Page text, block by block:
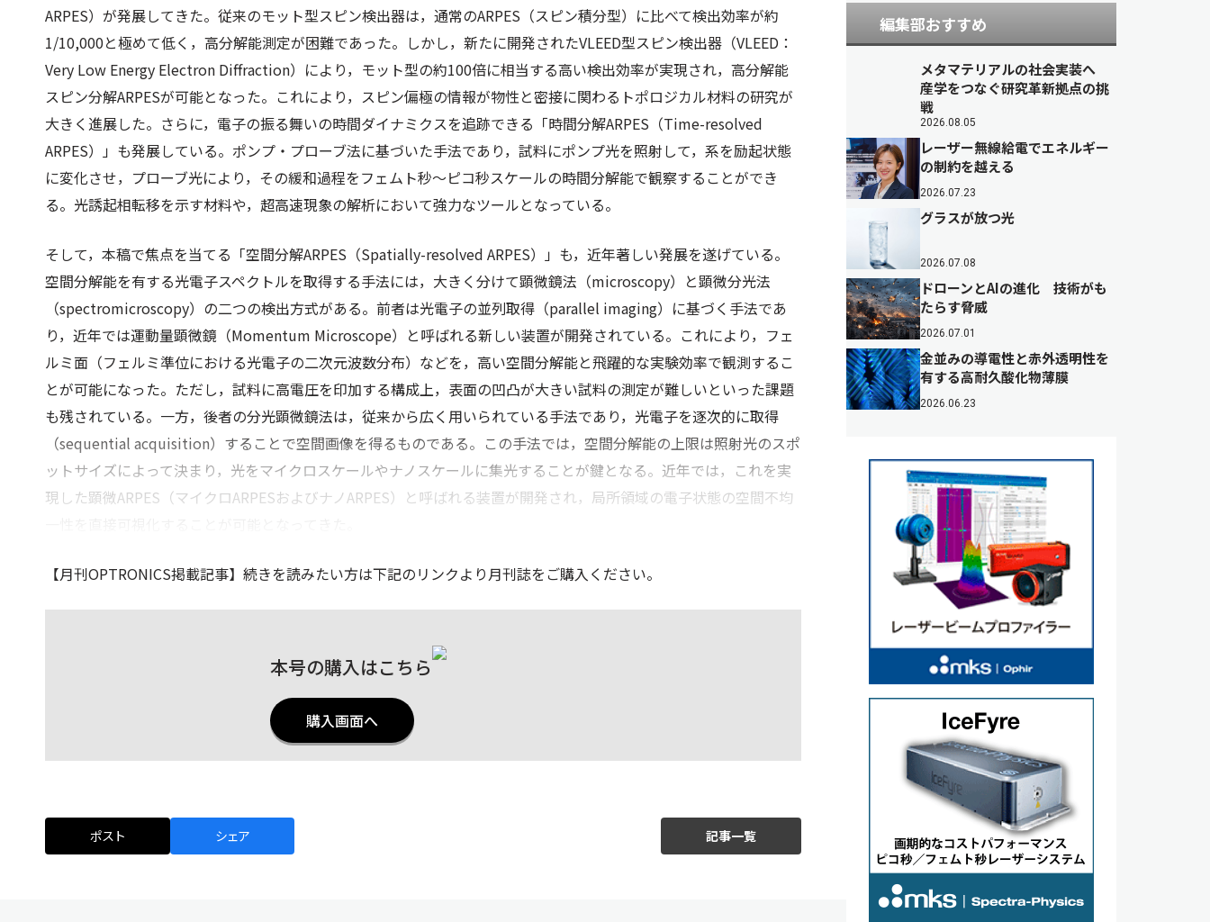
ARPES）が発展してきた。従来のモット型スピン検出器は，通常のARPES（スピン積分型）に比べて検出効率が約
1/10,000と極めて低く，高分解能測定が困難であった。しかし，新たに開発されたVLEED型スピン検出器（VLEED：
Very Low Energy Electron Diffraction）により，モット型の約100倍に相当する高い検出効率が実現され，高分解能
スピン分解ARPESが可能となった。これにより，スピン偏極の情報が物性と密接に関わるトポロジカル材料の研究が
大きく進展した。さらに，電子の振る舞いの時間ダイナミクスを追跡できる「時間分解ARPES（Time-resolved
ARPES）」も発展している。ポンプ・プローブ法に基づいた手法であり，試料にポンプ光を照射して，系を励起状態
に変化させ，プローブ光により，その緩和過程をフェムト秒～ピコ秒スケールの時間分解能で観察することができ
る。光誘起相転移を示す材料や，超高速現象の解析において強力なツールとなっている。
そして，本稿で焦点を当てる「空間分解ARPES（Spatially-resolved ARPES）」も，近年著しい発展を遂げている。
空間分解能を有する光電子スペクトルを取得する手法には，大きく分けて顕微鏡法（microscopy）と顕微分光法
（spectromicroscopy）の二つの検出方式がある。前者は光電子の並列取得（parallel imaging）に基づく手法であ
り，近年では運動量顕微鏡（Momentum Microscope）と呼ばれる新しい装置が開発されている。これにより，フェ
ルミ面（フェルミ準位における光電子の二次元波数分布）などを，高い空間分解能と飛躍的な実験効率で観測するこ
とが可能になった。ただし，試料に高電圧を印加する構成上，表面の凹凸が大きい試料の測定が難しいといった課題
も残されている。一方，後者の分光顕微鏡法は，従来から広く用いられている手法であり，光電子を逐次的に取得
（sequential acquisition）することで空間画像を得るものである。この手法では，空間分解能の上限は照射光のスポ
ットサイズによって決まり，光をマイクロスケールやナノスケールに集光することが鍵となる。近年では，これを実
現した顕微ARPES（マイクロARPESおよびナノARPES）と呼ばれる装置が開発され，局所領域の電子状態の空間不均
【月刊OPTRONICS掲載記事】続きを読みたい方は下記のリンクより月刊誌をご購入ください。
本号の購入はこちら
購入画面へ
ポスト シェア 記事一覧
編集部おすすめ
メタマテリアルの社会実装へ
産学をつなぐ研究革新拠点の挑
戦
2026.08.05
レーザー無線給電でエネルギー
の制約を越える
2026.07.23
グラスが放つ光
2026.07.08
ドローンとAIの進化 技術がも
たらす脅威
2026.07.01
金並みの導電性と赤外透明性を
有する高耐久酸化物薄膜
2026.06.23